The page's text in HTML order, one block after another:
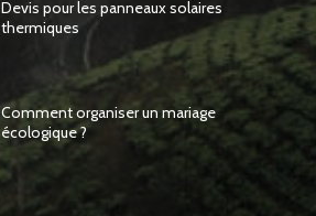
Devis pour les panneaux solaires
thermiques
Comment organiser un mariage
écologique ?